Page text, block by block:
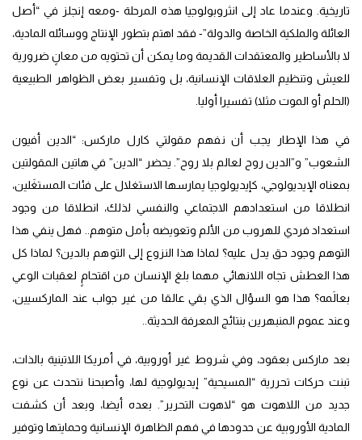
تاريخية. وعندما عاد إلى انثروبولوجيا هذه المرحلة -ومعه إنجلز في “أصل
العائلة والملكية الخاصة والدولة”- فقد اهتم بتطور الإنتاج ووسائله المادية،
لا بالأساطير والمعتقدات القديمة وما يمكن أن تحتويه من معانٍ ضرورية
للعيش وتنظيم العلاقات الإنسانية، بل وتفسير بعض الظواهر الطبيعية
(الحلم أو الموت مثلا) تفسيرا أوليا.
في هذا الإطار يجب أن نفهم مقولتي كارل ماركس: “الدين أفيون
الشعوب” و”الدين روح لعالم بلا روح”. يحضر “الدين” في هاتين المقولتين
بمعناه الإيديولوجي، كإيديولوجيا يمارسها الاستغلال على فئات المستغَلين،
انطلاقا من استعدادهم الاجتماعي والنفسي لذلك، انطلاقا من وجود
استعداد فردي للهروب من الألم وتعويضه بأمل متوهم.. فهل ينفي هذا
التوهم وجود حق يدل عليه؟ لماذا هذا النزوع إلى التوهم بالدين؟ لماذا كل
هذا العطش تجاه اللانهائي مهما بلغ الإنسان من اقتحامٍ لعقبات الوعي
بعالَمه؟ هذا هو السؤال الذي بقي عالقا من غير جواب عند الماركسيين،
وعند عموم المنبهرين بنتائج المعرفة الحديثة..
بعد ماركس بعقود، وفي شروط غير أوروبية، في أمريكا اللاتينية بالذات،
تبنت حركات تحررية “المسيحية” إيديولوجية لها، وأصبحنا نتحدث عن نوع
جديد من اللاهوت هو “لاهوت التحرير”. بعده أيضا، وبعد أن كشفت
المادية الأوروبية عن حدودها في فهم الظاهرة الإنسانية وحمايتها وتوفير